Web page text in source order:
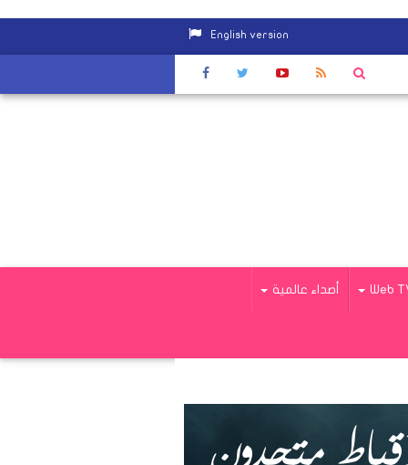
English version
| عبور 42 سفينة قناة السويس بحمولة 2 مليون و500 ألف طن
Web أصداء عالمية